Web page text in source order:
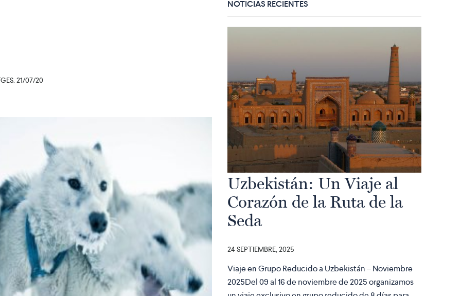
21/07/20
NOTICIAS RECIENTES
Uzbekistán: Un Viaje al
Corazón de la Ruta de la
Seda
24 SEPTIEMBRE, 2025
Viaje en Grupo Reducido a Uzbekistán – Noviembre
2025Del 09 al 16 de noviembre de 2025 organizamos